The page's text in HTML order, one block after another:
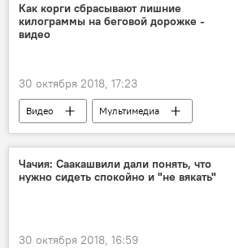
Как корги сбрасывают лишние
килограммы на беговой дорожке -
видео
30 октября 2018, 17:23
Видео Мультимедиа
Чачия: Саакашвили дали понять, что
нужно сидеть спокойно и "не вякать"
30 октября 2018, 16:59